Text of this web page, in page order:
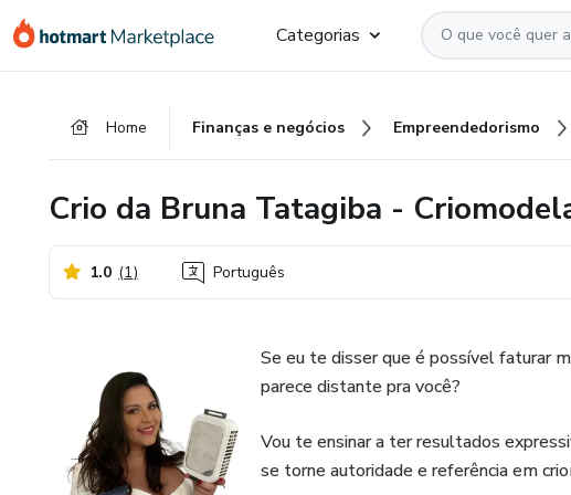
para
para
para
Categorias
Home Finanças e negócios Empreendedorismo
Crio da Bruna Tatagiba -
1.0 (1) Português
Se eu te disser que é possível faturar
parece distante pra você?
Vou te ensinar a ter resultados
se torne autoridade e referência em